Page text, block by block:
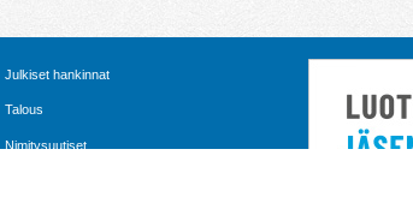
Julkiset hankinnat
Talous
Nimitysuutiset